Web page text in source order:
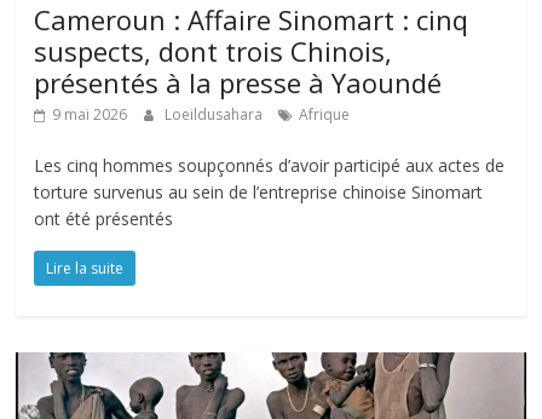
Cameroun : Affaire Sinomart : cinq
suspects, dont trois Chinois,
présentés à la presse à Yaoundé
9 mai 2026 Loeildusahara Afrique
Les cinq hommes soupçonnés d’avoir participé aux actes de
torture survenus au sein de l’entreprise chinoise Sinomart
ont été présentés
Lire la suite